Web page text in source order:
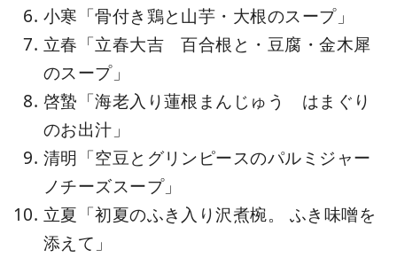
小寒「骨付き鶏と山芋・大根のスープ」
立春「立春大吉 百合根と・豆腐・金木犀
のスープ」
啓蟄「海老入り蓮根まんじゅう はまぐり
のお出汁」
清明「空豆とグリンピースのパルミジャー
ノチーズスープ」
立夏「初夏のふき入り沢煮椀。 ふき味噌を
添えて」